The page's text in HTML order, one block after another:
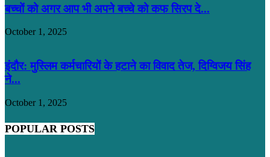
बच्चों को अगर आप भी अपने बच्चे को कफ सिरप दे...
October 1, 2025
इंदौर: मुस्लिम कर्मचारियों के हटाने का विवाद तेज, दिग्विजय सिंह
ने...
October 1, 2025
POPULAR POSTS